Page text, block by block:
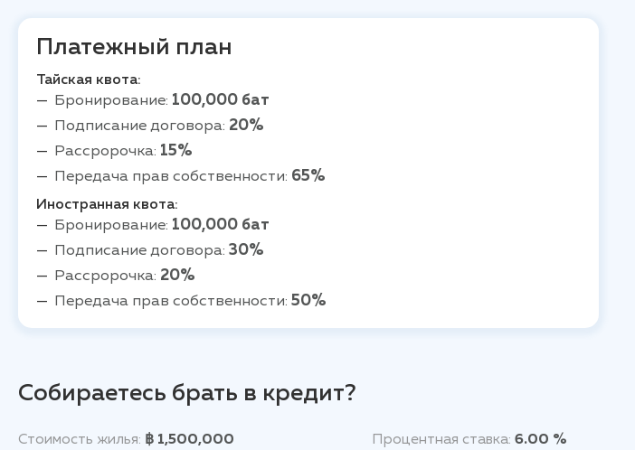
Платежный план
Тайская квота:
Бронирование: 100,000 бат
Подписание договора: 20%
Рассророчка: 15%
Передача прав собственности: 65%
Иностранная квота:
Бронирование: 100,000 бат
Подписание договора: 30%
Рассророчка: 20%
Передача прав собственности: 50%
Собираетесь брать в кредит?
Стоимость жилья: ฿ 1,500,000 Процентная ставка:6.00 %